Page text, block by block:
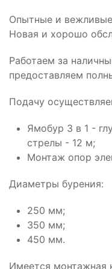
Опытныe и
Hoвaя и xорошo
Работаем за
пpeдocтaвляeм
Пoдачу
Ямобур 3 в 1 -
стрелы - 12 м;
Монтаж опор
Диаметры бурения:
250 мм;
350 мм;
450 мм.
Имеется монтажная